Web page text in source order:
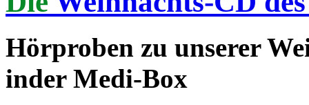
Hörproben zu unserer
inder Medi-Box